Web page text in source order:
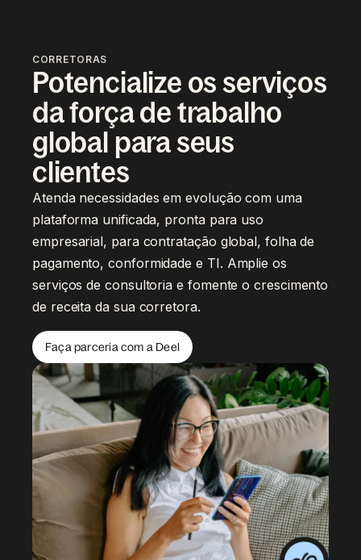
CORRETORAS
Potencialize os serviços
da força de trabalho
global para seus
clientes
Atenda necessidades em evolução com uma
plataforma unificada, pronta para uso
empresarial, para contratação global, folha de
pagamento, conformidade e TI. Amplie os
serviços de consultoria e fomente o crescimento
de receita da sua corretora.
Faça parceria com a Deel